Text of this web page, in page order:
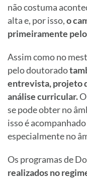
não costuma
alta e, por isso,o
primeiramente
Assim como no
pelo doutorado
entrevista, projeto
análise curricular.
se pode obter no
isso é
especialmente no
Os programas de
realizados no